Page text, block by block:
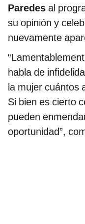
Paredes al
su opinión y
nuevamente
habla de
la mujer cuántos
Si bien es cierto
pueden
oportunidad”,